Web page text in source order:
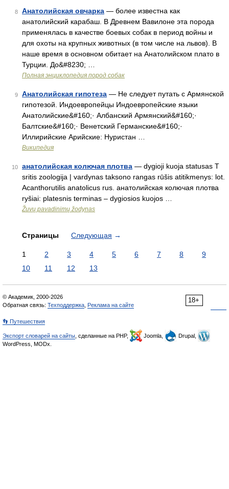
8 Анатолийская овчарка — более известна как
анатолийский карабаш. В Древнем Вавилоне эта порода
применялась в качестве боевых собак в период войны и
для охоты на крупных животных (в том числе на львов). В
наше время в основном обитает на Анатолийском плато в
Турции. До&#8230; …
Полная энциклопедия пород собак
9 Анатолийская гипотеза — Не следует путать с Армянской
гипотезой. Индоевропейцы Индоевропейские языки
Анатолийские&#160;· Албанский Армянский&#160;·
Балтские&#160;· Венетский Германские&#160;·
Иллирийские Арийские: Нуристан …
Википедия
10 анатолийская колючая плотва — dygioji kuoja statusas T
sritis zoologija | vardynas taksono rangas rūšis atitikmenys: lot.
Acanthorutilis anatolicus rus. анатолийская колючая плотва
ryšiai: platesnis terminas – dygiosios kuojos …
Žuvų pavadinimų žodynas
Страницы Следующая →
1 2 3 4 5 6 7 8
9
10
11 12 13
18+
© Академик, 2000-2026
Обратная связь: Техподдержка Реклама на сайте
👣 Путешествия
Экспорт словарей на сайты , сделанные на PHP, Joomla,
Drupal,
WordPress, MODx.